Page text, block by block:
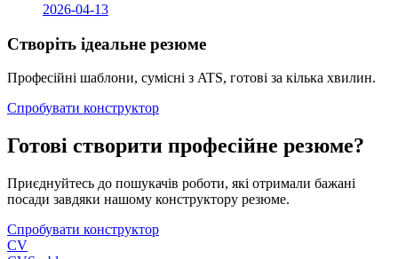
2026-04-13
Створіть ідеальне резюме
Професійні шаблони, сумісні з ATS, готові за кілька хвилин.
Спробувати конструктор
Готові створити професійне резюме?
Приєднуйтесь до пошукачів роботи, які отримали бажані
посади завдяки нашому конструктору резюме.
Спробувати конструктор
CV